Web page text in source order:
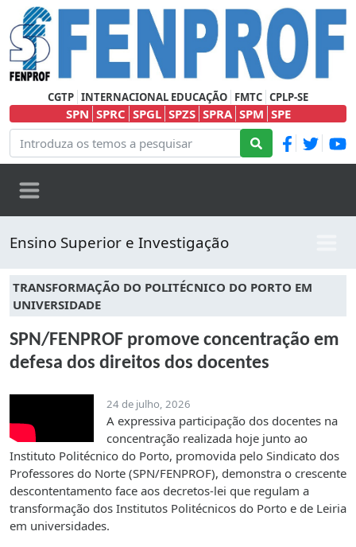
CGTP INTERNACIONAL EDUCAÇÃO FMTC CPLP-SE
SPN SPRC SPGL SPZS SPRA SPM SPE
Ensino Superior e Investigação
TRANSFORMAÇÃO DO POLITÉCNICO DO PORTO EM
UNIVERSIDADE
SPN/FENPROF promove concentração em
defesa dos direitos dos docentes
24 de julho, 2026
A expressiva participação dos docentes na
concentração realizada hoje junto ao
Instituto Politécnico do Porto, promovida pelo Sindicato dos
Professores do Norte (SPN/FENPROF), demonstra o crescente
descontentamento face aos decretos-lei que regulam a
transformação dos Institutos Politécnicos do Porto e de Leiria
em universidades.